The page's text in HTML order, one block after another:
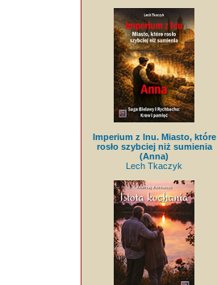
Imperium z lnu. Miasto, które
rosło szybciej niż sumienia
(Anna)
Lech Tkaczyk